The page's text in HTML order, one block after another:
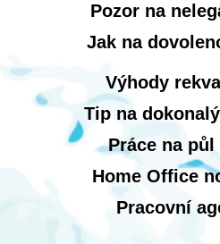
Pozor na
Jak na
Výhody
Tip na
Práce na půl
Home Office
Pracovní